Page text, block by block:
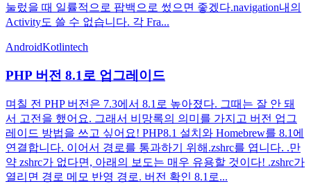
눌렀을 때 일률적으로 팝백으로 썼으면 좋겠다.navigation내의
Activity도 쓸 수 없습니다. 각 Fra...
AndroidKotlintech
PHP 버전 8.1로 업그레이드
며칠 전 PHP 버전은 7.3에서 8.1로 높아졌다. 그때는 잘 안 돼
서 고전을 했어요. 그래서 비망록의 의미를 가지고 버전 업그
레이드 방법을 쓰고 싶어요! PHP8.1 설치와 Homebrew를 8.1에
연결합니다. 이어서 경로를 통과하기 위해.zshrc를 엽니다. .만
약 zshrc가 없다면, 아래의 보도는 매우 유용할 것이다! .zshrc가
열리면 경로 메모 반영 경로. 버전 확인 8.1로...